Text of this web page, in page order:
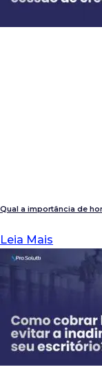
Qual a importância de
Leia Mais